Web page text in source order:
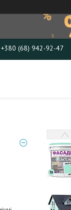
+380 (68) 942-92-47